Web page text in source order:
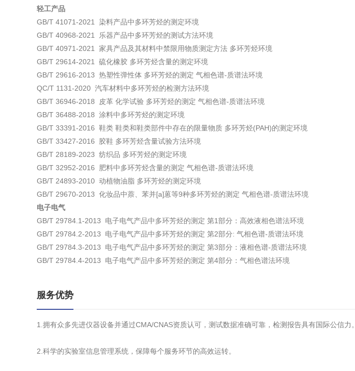
轻工产品
GB/T 41071-2021 染料产品中多环芳烃的测定环境
GB/T 40968-2021 乐器产品中多环芳烃的测试方法环境
GB/T 40971-2021 家具产品及其材料中禁限用物质测定方法 多环芳烃环境
GB/T 29614-2021 硫化橡胶 多环芳烃含量的测定环境
GB/T 29616-2013 热塑性弹性体 多环芳烃的测定 气相色谱-质谱法环境
QC/T 1131-2020 汽车材料中多环芳烃的检测方法环境
GB/T 36946-2018 皮革 化学试验 多环芳烃的测定 气相色谱-质谱法环境
GB/T 36488-2018 涂料中多环芳烃的测定环境
GB/T 33391-2016 鞋类 鞋类和鞋类部件中存在的限量物质 多环芳烃(PAH)的测定环境
GB/T 33427-2016 胶鞋 多环芳烃含量试验方法环境
GB/T 28189-2023 纺织品 多环芳烃的测定环境
GB/T 32952-2016 肥料中多环芳烃含量的测定 气相色谱-质谱法环境
GB/T 24893-2010 动植物油脂 多环芳烃的测定环境
GB/T 29670-2013 化妆品中萘、苯并[a]蒽等9种多环芳烃的测定 气相色谱-质谱法环境
电子电气
GB/T 29784.1-2013 电子电气产品中多环芳烃的测定 第1部分：高效液相色谱法环境
GB/T 29784.2-2013 电子电气产品中多环芳烃的测定 第2部分: 气相色谱-质谱法环境
GB/T 29784.3-2013 电子电气产品中多环芳烃的测定 第3部分：液相色谱-质谱法环境
GB/T 29784.4-2013 电子电气产品中多环芳烃的测定 第4部分：气相色谱法环境
服务优势
1.拥有众多先进仪器设备并通过CMA/CNAS资质认可，测试数据准确可靠，检测报告具有国际公信力。
2.科学的实验室信息管理系统，保障每个服务环节的高效运转。